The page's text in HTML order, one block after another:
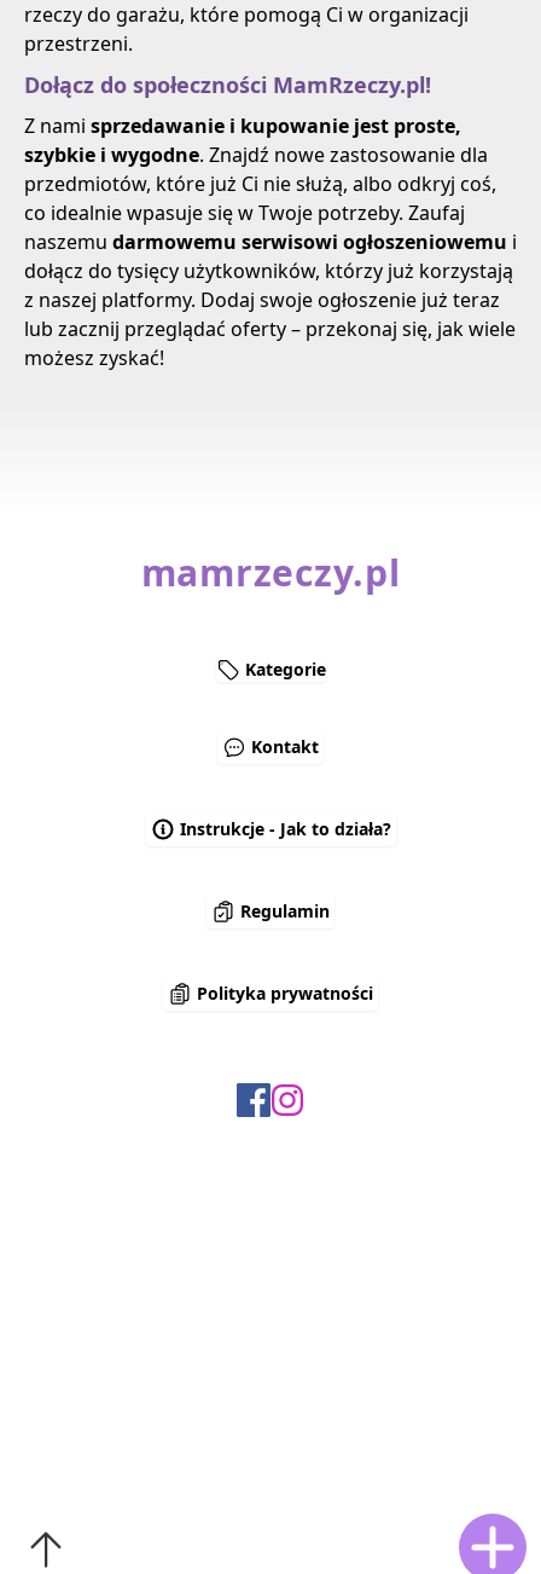
rzeczy do garażu, które pomogą Ci w organizacji
przestrzeni.
Dołącz do społeczności MamRzeczy.pl!
Z nami sprzedawanie i kupowanie jest proste,
szybkie i wygodne. Znajdź nowe zastosowanie dla
przedmiotów, które już Ci nie służą, albo odkryj coś,
co idealnie wpasuje się w Twoje potrzeby. Zaufaj
naszemu darmowemu serwisowi ogłoszeniowemu i
dołącz do tysięcy użytkowników, którzy już korzystają
z naszej platformy. Dodaj swoje ogłoszenie już teraz
lub zacznij przeglądać oferty – przekonaj się, jak wiele
możesz zyskać!
mamrzeczy.pl
Kategorie
Kontakt
Instrukcje - Jak to działa?
Regulamin
Polityka prywatności